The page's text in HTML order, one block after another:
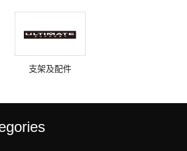
支架及配件